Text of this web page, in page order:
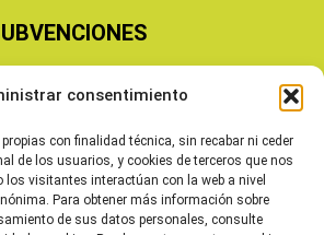
consentimiento
con finalidad técnica, sin recabar ni ceder
de los usuarios, y cookies de terceros que nos
los visitantes interactúan con la web a nivel
Para obtener más información sobre
de sus datos personales, consulte
Agroalimentarias de Aragón